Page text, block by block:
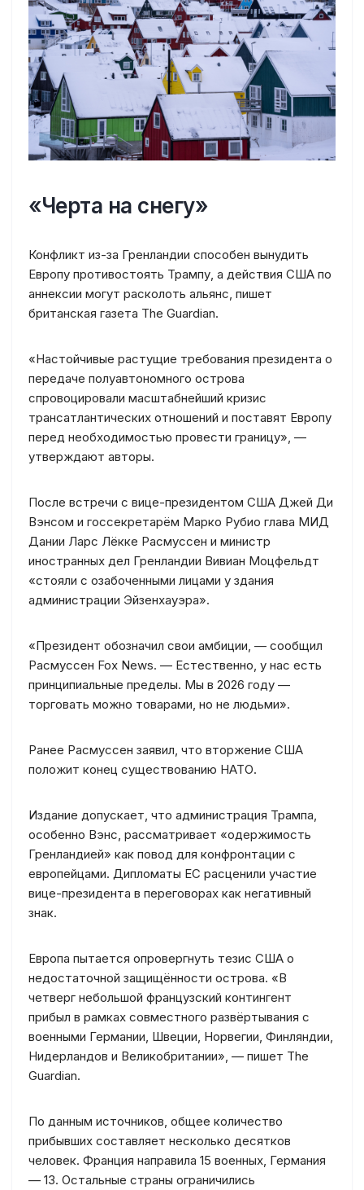
«Черта на снегу»
Конфликт из-за Гренландии способен вынудить
Европу противостоять Трампу, а действия США по
аннексии могут расколоть альянс, пишет
британская газета The Guardian.
«Настойчивые растущие требования президента о
передаче полуавтономного острова
спровоцировали масштабнейший кризис
трансатлантических отношений и поставят Европу
перед необходимостью провести границу», —
утверждают авторы.
После встречи с вице-президентом США Джей Ди
Вэнсом и госсекретарём Марко Рубио глава МИД
Дании Ларс Лёкке Расмуссен и министр
иностранных дел Гренландии Вивиан Моцфельдт
«стояли с озабоченными лицами у здания
администрации Эйзенхауэра».
«Президент обозначил свои амбиции, — сообщил
Расмуссен Fox News. — Естественно, у нас есть
принципиальные пределы. Мы в 2026 году —
торговать можно товарами, но не людьми».
Ранее Расмуссен заявил, что вторжение США
положит конец существованию НАТО.
Издание допускает, что администрация Трампа,
особенно Вэнс, рассматривает «одержимость
Гренландией» как повод для конфронтации с
европейцами. Дипломаты ЕС расценили участие
вице-президента в переговорах как негативный
знак.
Европа пытается опровергнуть тезис США о
недостаточной защищённости острова. «В
четверг небольшой французский контингент
прибыл в рамках совместного развёртывания с
военными Германии, Швеции, Норвегии, Финляндии,
Нидерландов и Великобритании», — пишет The
Guardian.
По данным источников, общее количество
прибывших составляет несколько десятков
человек. Франция направила 15 военных, Германия
— 13. Остальные страны ограничились